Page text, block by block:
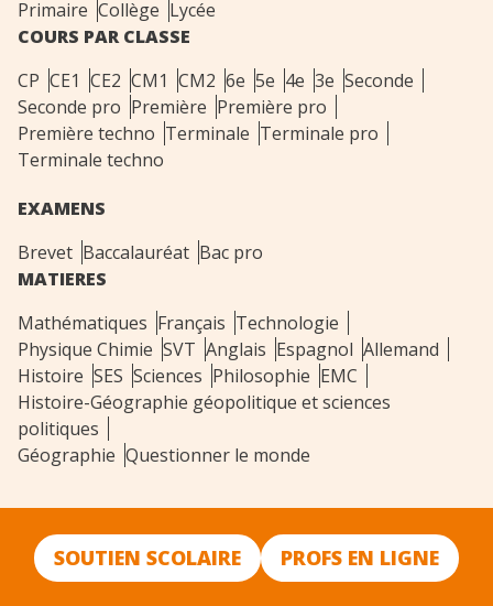
Primaire Collège Lycée
COURS PAR CLASSE
CP CE1 CE2 CM1 CM2 6e 5e 4e 3e Seconde
Seconde pro Première Première pro
Première techno Terminale Terminale pro
Terminale techno
EXAMENS
Brevet Baccalauréat Bac pro
MATIERES
Mathématiques Français Technologie
Physique Chimie SVT Anglais Espagnol Allemand
Histoire SES Sciences Philosophie EMC
Histoire-Géographie géopolitique et sciences
politiques
Géographie Questionner le monde
SOUTIEN SCOLAIRE PROFS EN LIGNE